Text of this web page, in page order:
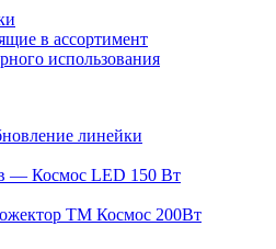
в ассортимент
использования
линейки
— Космос LED 150 Вт
ТМ Космос 200Вт